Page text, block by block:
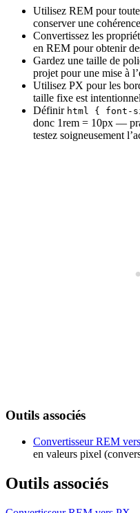
Utilisez REM pour
conserver une
Convertissez les
en REM pour obtenir
Gardez une taille de
projet pour une mise à
Utilisez PX pour les
taille fixe est
Définir html { font-
donc 1rem = 10px —
testez soigneusement
Outils associés
Convertisseur REM
en valeurs pixel
Outils associés